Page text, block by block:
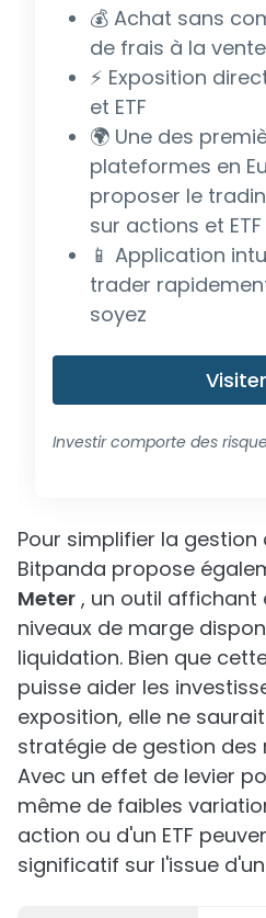
💰 Achat sans
de frais à la vente
⚡ Exposition
et ETF
🌍 Une des
plateformes en
proposer le
sur actions et ETF
📱 Application
trader
soyez
Visiter
Investir comporte des
Pour simplifier la gestion
Bitpanda propose
Meter , un outil affichant
niveaux de marge
liquidation. Bien que
puisse aider les
exposition, elle ne
stratégie de gestion des
Avec un effet de levier
même de faibles
action ou d'un ETF
significatif sur l'issue